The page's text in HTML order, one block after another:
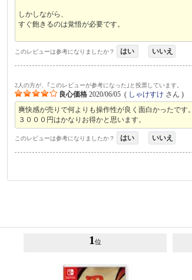
しかしながら、
すぐ飽きるのは覚悟が必要です。
このレビューは参考になりましたか？ はい いいえ
2人の方が、｢このレビューが参考になった｣と投票しています。
良心価格 2020/06/05 ( しゃけすけ さん )
爽快感が売りで何よりも操作性が良く面白かったです。
３０００円はかなりお得かと思います。
このレビューは参考になりましたか？ はい いいえ
1 位